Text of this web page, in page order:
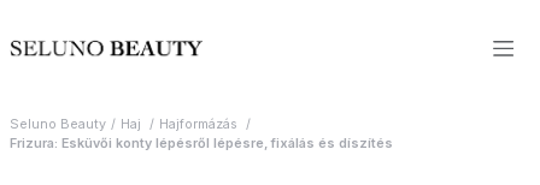
Seluno Beauty Haj
Hajformázás
Frizura: Esküvői konty lépésről lépésre, fixálás és díszítés